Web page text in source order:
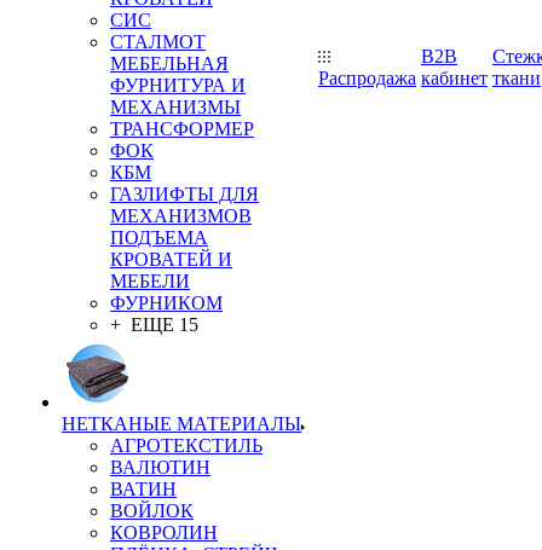
СИС
СТАЛМОТ
МЕБЕЛЬНАЯ
ФУРНИТУРА И
МЕХАНИЗМЫ
ТРАНСФОРМЕР
ФОК
КБМ
ГАЗЛИФТЫ ДЛЯ
МЕХАНИЗМОВ
ПОДЪЕМА
КРОВАТЕЙ И
МЕБЕЛИ
ФУРНИКОМ
+ ЕЩЕ 15
НЕТКАНЫЕ МАТЕРИАЛЫ
АГРОТЕКСТИЛЬ
ВАЛЮТИН
ВАТИН
ВОЙЛОК
КОВРОЛИН
Распродажа
B2B
кабинет ткани